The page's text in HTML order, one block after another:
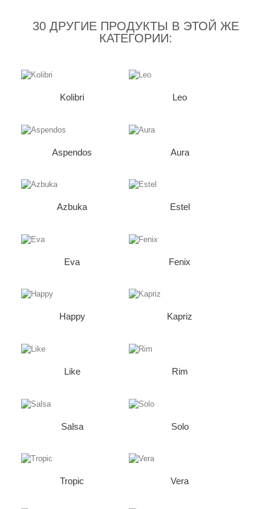
30 ДРУГИЕ ПРОДУКТЫ В ЭТОЙ ЖЕ
КАТЕГОРИИ:
Kolibri Leo
Aspendos Aura
Azbuka Estel
Eva Fenix
Happy Kapriz
Like Rim
Salsa Solo
Tropic Vera